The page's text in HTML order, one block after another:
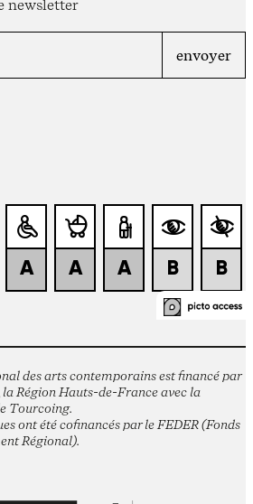
newsletter
des arts contemporains est financé par
Région Hauts-de-France avec la
Tourcoing.
ont été cofinancés par le FEDER (Fonds
Régional).